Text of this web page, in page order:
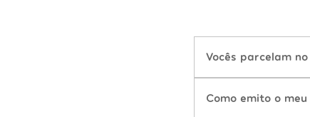
Vocês parcelam
Como emito o meu